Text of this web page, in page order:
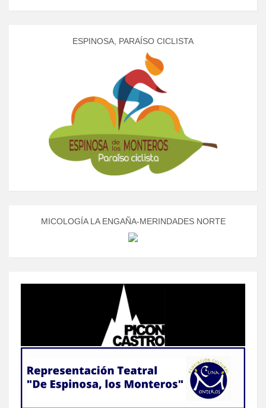
ESPINOSA, PARAÍSO CICLISTA
MICOLOGÍA LA ENGAÑA-MERINDADES NORTE